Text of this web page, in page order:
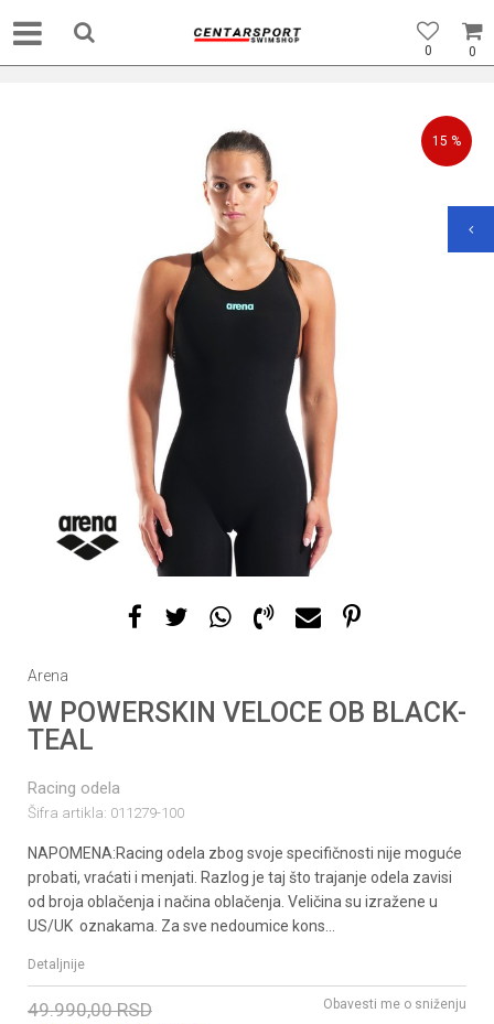
0
0
15 %
Arena
W POWERSKIN VELOCE OB BLACK-
TEAL
Racing odela
Šifra artikla: 011279-100
NAPOMENA:Racing odela zbog svoje specifičnosti nije moguće
probati, vraćati i menjati. Razlog je taj što trajanje odela zavisi
od broja oblačenja i načina oblačenja. Veličina su izražene u
US/UK oznakama. Za sve nedoumice kons
Detaljnije
49.990,00 RSD Obavesti me o sniženju